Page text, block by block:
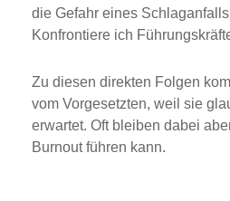
die Gefahr eines
Konfrontiere ich
Zu diesen direkten Folgen
vom Vorgesetzten, weil sie
erwartet. Oft bleiben dabei
Burnout führen kann.